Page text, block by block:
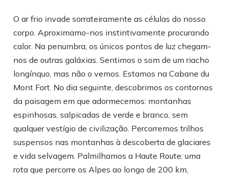
O ar frio invade sorrateiramente as células do nosso
corpo. Aproximamo-nos instintivamente procurando
calor​. Na penumbra, os únicos pontos de luz chegam-
nos de outras galáxias. Sentimos o som de um riacho
longínquo, mas não o vemos. Estamos na Cabane du
Mont Fort. No dia seguinte, descobrimos os contornos
da paisagem em que adormecemos: montanhas
espinhosas, salpicadas de verde e branco, sem
qualquer vestígio de civilização. Percorremos trilhos
suspensos nas montanhas à descoberta de glaciares
e vida selvagem. Palmilhamos a Haute Route: uma
rota que percorre os Alpes ao longo de 200 km,